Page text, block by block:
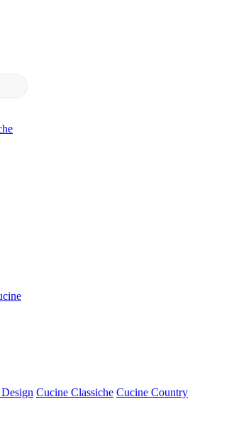
Cucine Classiche Cucine Country